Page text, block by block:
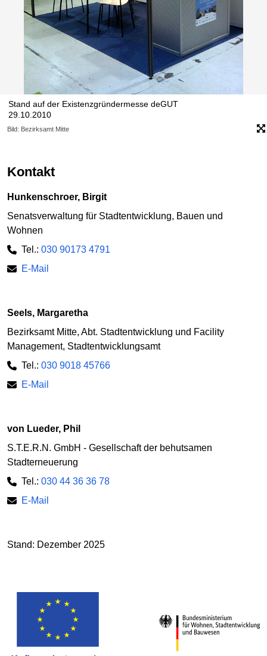
Stand auf der Existenzgründermesse deGUT
29.10.2010
Bild: Bezirksamt Mitte
Kontakt
Hunkenschroer, Birgit
Senatsverwaltung für Stadtentwicklung, Bauen und
Wohnen
Tel.: 030 90173 4791
E-Mail
Seels, Margaretha
Bezirksamt Mitte, Abt. Stadtentwicklung und Facility
Management, Stadtentwicklungsamt
Tel.: 030 9018 45766
E-Mail
von Lueder, Phil
S.T.E.R.N. GmbH - Gesellschaft der behutsamen
Stadterneuerung
Tel.: 030 44 36 36 78
E-Mail
Stand: Dezember 2025